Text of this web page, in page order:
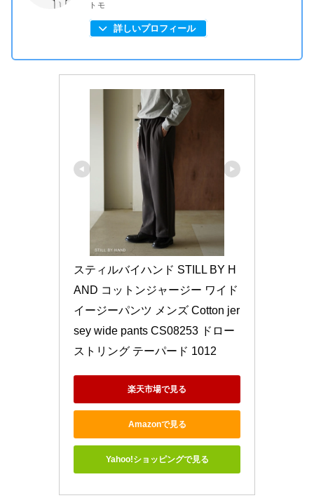
トモ
詳しいプロフィール
スティルバイハンド STILL BY H
AND コットンジャージー ワイド
イージーパンツ メンズ Cotton jer
sey wide pants CS08253 ドロー
ストリング テーパード 1012
楽天市場で見る
Amazonで見る
Yahoo!ショッピングで見る